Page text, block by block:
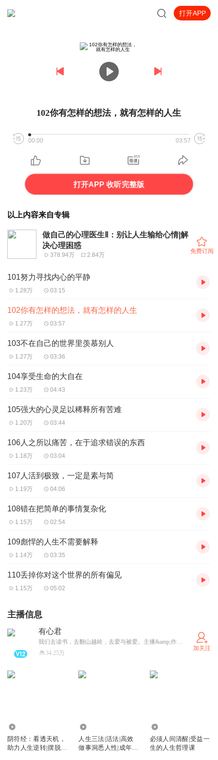
打开APP
102你有怎样的想法，就有怎样的人生
00:00 03:57
打开APP 收听完整版
以上内容来自专辑
做自己的心理医生Ⅱ：别让人生输给心情|解
决心理困惑
378.94万 2.84万
免费订阅
101努力寻找内心的平静
1.28万 03:15
102你有怎样的想法，就有怎样的人生
1.27万 03:57
103不在自己的世界里羡慕别人
1.27万 03:36
104享受生命的大自在
1.23万 04:43
105强大的心灵足以稀释所有苦难
1.20万 03:44
106人之所以痛苦，在于追求错误的东西
1.18万 03:04
107人活到极致，一定是素与简
1.19万 04:06
108错在把简单的事情复杂化
1.15万 02:54
109彪悍的人生不需要解释
1.14万 03:35
110丢掉你对这个世界的所有偏见
1.15万 05:02
主播信息
有心君
我们去读书，去翻山越岭，去爱与被爱。主播&amp;作者合作私信我。
34.25万
加关注
阴符经：看透天机，
助力人生逆转|摆脱内
人生三法|活法|高效
做事洞悉人性|成年人
必须人间清醒|受益一
生的人生哲理课